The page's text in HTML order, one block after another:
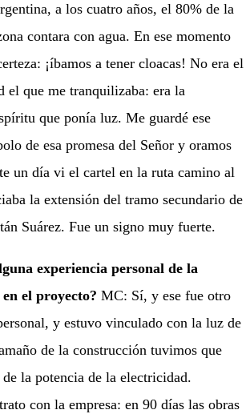
a los cuatro años, el 80% de la
contara con agua. En ese momento
¡íbamos a tener cloacas! No era el
el que me tranquilizaba: era la
que ponía luz. Me guardé ese
de esa promesa del Señor y oramos
un día vi el cartel en la ruta camino al
la extensión del tramo secundario de
Suárez. Fue un signo muy fuerte.
experiencia personal de la
el proyecto? MC: Sí, y ese fue otro
y estuvo vinculado con la luz de
de la construcción tuvimos que
la potencia de la electricidad.
con la empresa: en 90 días las obras